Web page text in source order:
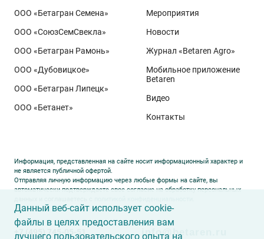
ООО «Бетагран Семена»
ООО «СоюзСемСвекла»
ООО «Бетагран Рамонь»
ООО «Дубовицкое»
ООО «Бетагран Липецк»
ООО «Бетанет»
Мероприятия
Новости
Журнал «Betaren Agro»
Мобильное приложение
Betaren
Видео
Контакты
Информация, представленная на сайте носит информационный характер и
не является публичной офертой.
Отправляя личную информацию через любые формы на сайте, вы
автоматически подтверждаете свое согласие на обработку персональных
+7 (495) 745-05-51 info@betaren.ru
Данный веб-сайт использует cookie-
файлы в целях предоставления вам
лучшего пользовательского опыта на